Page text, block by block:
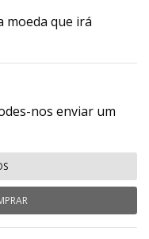
moeda que irá
nos enviar um